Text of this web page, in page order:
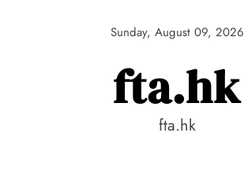
Sunday, August 09, 2026
fta.hk
fta.hk